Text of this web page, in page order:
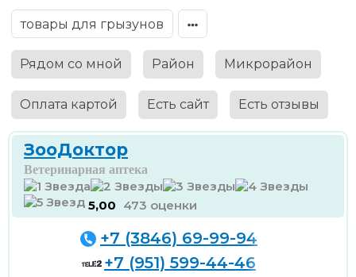
товары для грызунов
Рядом со мной Район Микрорайон
Оплата картой Есть сайт Есть отзывы
ЗооДоктор
Ветеринарная аптека
5,00 473 оценки
+7 (3846) 69-99-94
+7 (951) 599-44-46